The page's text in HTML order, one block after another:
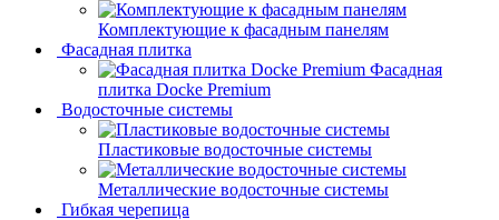
Комплектующие к фасадным панелям
Фасадная плитка
Фасадная
плитка Docke Premium
Водосточные системы
Пластиковые водосточные системы
Металлические водосточные системы
Гибкая черепица